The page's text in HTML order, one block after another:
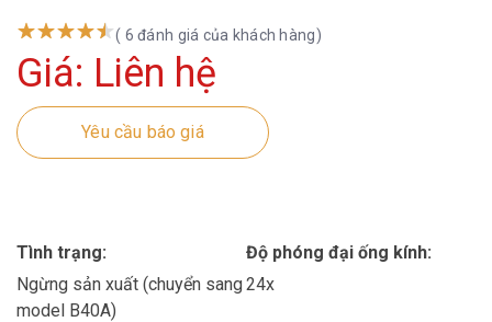
( 6 đánh giá của khách hàng)
Giá: Liên hệ
Yêu cầu báo giá
Tình trạng:
Ngừng sản xuất (chuyển sang
model B40A)
Độ phóng đại ống kính:
24x